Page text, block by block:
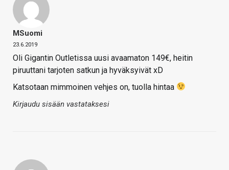
MSuomi
23.6.2019
Oli Gigantin Outletissa uusi avaamaton 149€, heitin
piruuttani tarjoten satkun ja hyväksyivät xD
Katsotaan mimmoinen vehjes on, tuolla hintaa
Kirjaudu sisään vastataksesi